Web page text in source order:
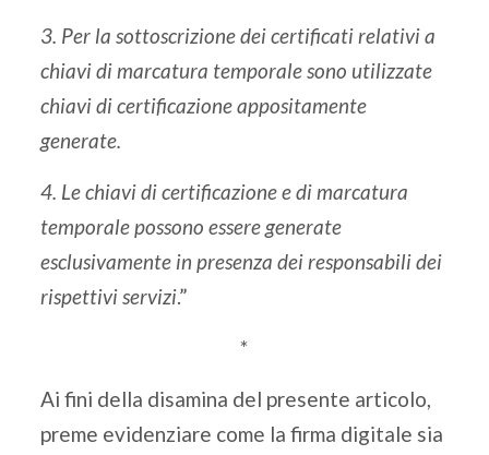
3. Per la sottoscrizione dei certificati relativi a
chiavi di marcatura temporale sono utilizzate
chiavi di certificazione appositamente
generate.
4. Le chiavi di certificazione e di marcatura
temporale possono essere generate
esclusivamente in presenza dei responsabili dei
rispettivi servizi.”
*
Ai fini della disamina del presente articolo,
preme evidenziare come la firma digitale sia